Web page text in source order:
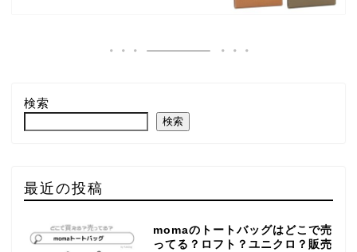
検索
検索
最近の投稿
momaのトートバッグはどこで売
ってる？ロフト？ユニクロ？販売